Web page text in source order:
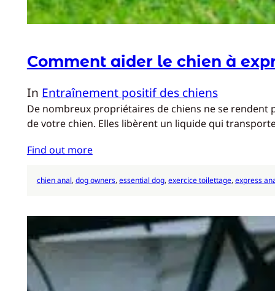
Comment aider le chien à
In Entraînement positif des chiens
De nombreux propriétaires de chiens ne se rendent
de votre chien. Elles libèrent un liquide qui
Find out more
chien anal, dog owners, essential dog, exercice toilettage, express